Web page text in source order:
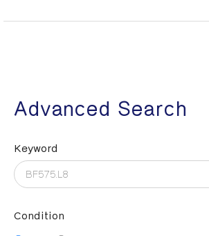
Advanced Search
Keyword
Condition